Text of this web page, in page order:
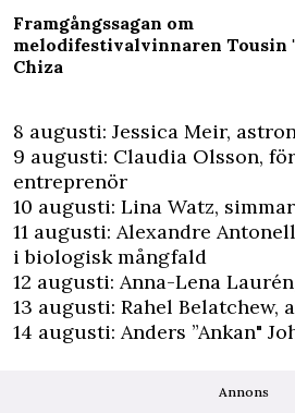
Framgångssagan om
melodifestivalvinnaren Tousin
Chiza
8 augusti: Jessica Meir,
9 augusti: Claudia Olsson,
entreprenör
10 augusti: Lina Watz,
11 augusti: Alexandre
i biologisk mångfald
12 augusti: Anna-Lena
13 augusti: Rahel Belatchew,
14 augusti: Anders ”Ankan"
Annons